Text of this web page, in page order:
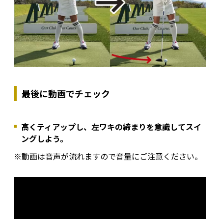
最後に動画でチェック
高くティアップし、左ワキの締まりを意識してスイ
ングしよう。
※動画は音声が流れますので音量にご注意ください。